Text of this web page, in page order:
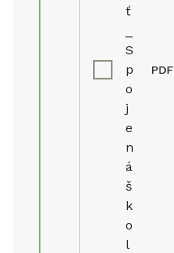
ť
S
p
o
j
e
n
á
š
k
o
l
PDF